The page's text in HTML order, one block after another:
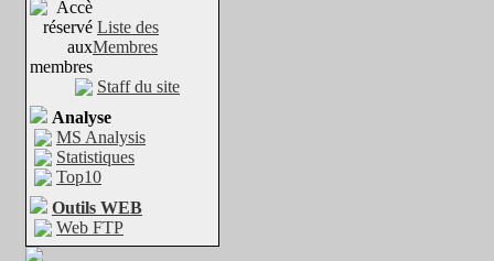
Liste des
Membres
Staff du site
Analyse
MS Analysis
Statistiques
Top10
Outils WEB
Web FTP